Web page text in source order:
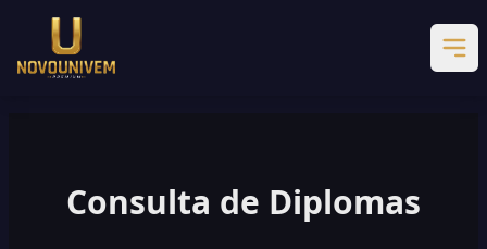
Consulta de Diplomas